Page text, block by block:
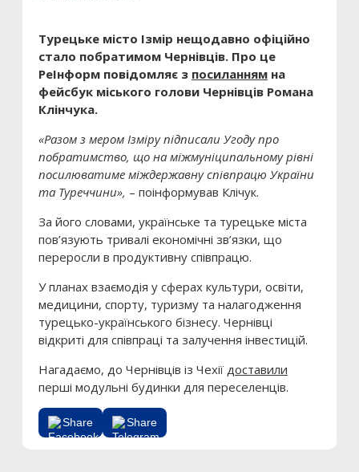
Турецьке місто Ізмір нещодавно офіційно
стало побратимом Чернівців. Про це
РеІнформ повідомляє з посиланням на
фейсбук міського голови Чернівців Романа
Клінчука.
«Разом з мером Ізміру підписали Угоду про
побратимство, що на міжмуніципальному рівні
посилюватиме міждержавну співпрацю України
та Туреччини», – поінформував Клічук.
За його словами, українське та турецьке міста
пов’язують тривалі економічні зв’язки, що
переросли в продуктивну співпрацю.
У планах взаємодія у сферах культури, освіти,
медицини, спорту, туризму та налагодження
турецько-українського бізнесу. Чернівці
відкриті для співпраці та залучення інвестицій.
Нагадаємо, до Чернівців із Чехії доставили
перші модульні будинки для переселенців.
Share Share